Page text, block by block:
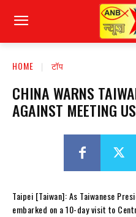
HOME टॉप
CHINA WARNS
AGAINST MEETING
Taipei [Taiwan]: As Taiwanese
embarked on a 10-day visit to